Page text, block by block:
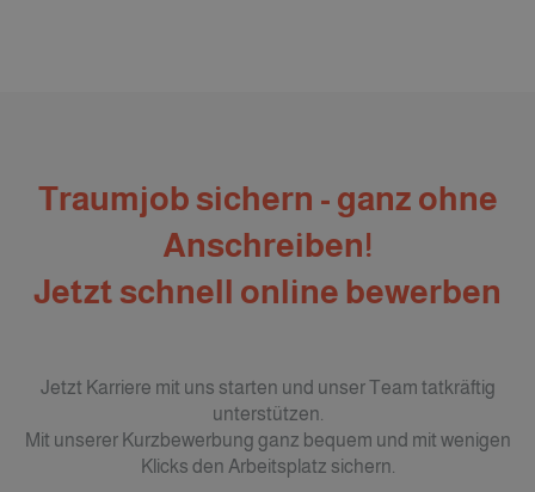
Traumjob sichern - ganz ohne
Anschreiben!
Jetzt schnell online bewerben
Jetzt Karriere mit uns starten und unser Team tatkräftig
unterstützen.
Mit unserer Kurzbewerbung ganz bequem und mit wenigen
Klicks den Arbeitsplatz sichern.